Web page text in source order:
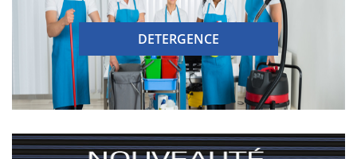
DETERGENCE